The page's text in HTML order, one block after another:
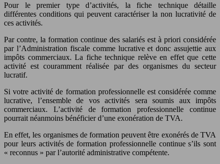
Pour le premier type d’activités, la fiche technique détaille
différentes conditions qui peuvent caractériser la non lucrativité de
ces activités.
Par contre, la formation continue des salariés est à priori considérée
par l’Administration fiscale comme lucrative et donc assujettie aux
impôts commerciaux. La fiche technique relève en effet que cette
activité est couramment réalisée par des organismes du secteur
lucratif.
Si votre activité de formation professionnelle est considérée comme
lucrative, l’ensemble de vos activités sera soumis aux impôts
commerciaux. L’activité de formation professionnelle continue
pourrait néanmoins bénéficier d’une exonération de TVA.
En effet, les organismes de formation peuvent être exonérés de TVA
pour leurs activités de formation professionnelle continue s’ils sont
« reconnus » par l’autorité administrative compétente.